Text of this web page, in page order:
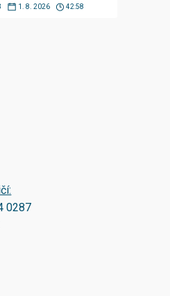
1. 8. 2026 42:58
0287